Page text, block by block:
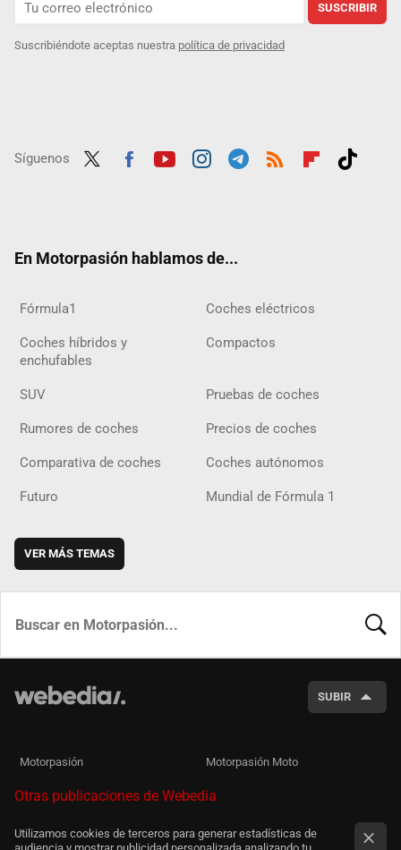
SUSCRIBIR
Suscribiéndote aceptas nuestra política de privacidad
Síguenos
En Motorpasión hablamos de...
Fórmula1 Coches eléctricos
Coches híbridos y
enchufables
Compactos
SUV Pruebas de coches
Rumores de coches Precios de coches
Comparativa de coches Coches autónomos
Futuro Mundial de Fórmula 1
VER MÁS TEMAS
SUBIR
Motorpasión Motorpasión Moto
Otras publicaciones de Webedia
Utilizamos cookies de terceros para generar estadísticas de